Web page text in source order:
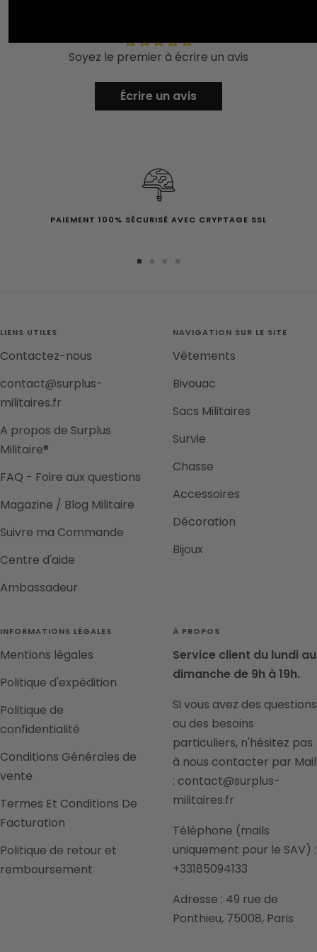
Soyez le premier à écrire un avis
Écrire un avis
PAIEMENT 100% SÉCURISÉ AVEC CRYPTAGE SSL
4
LIENS UTILES
Contactez-nous
contact@surplus-
militaires.fr
A propos de Surplus
Militaire®
FAQ - Foire aux questions
Magazine / Blog Militaire
Suivre ma Commande
Centre d'aide
Ambassadeur
NAVIGATION SUR LE SITE
Vêtements
Bivouac
Sacs Militaires
Survie
Chasse
Accessoires
Décoration
Bijoux
INFORMATIONS LÉGALES
Mentions légales
Politique d'expédition
Politique de
confidentialité
Conditions Générales de
vente
Termes Et Conditions De
Facturation
Politique de retour et
remboursement
À PROPOS
Service client du lundi au
dimanche de 9h à 19h.
Si vous avez des questions
ou des besoins
particuliers, n'hésitez pas
à nous contacter par Mail
: contact@surplus-
militaires.fr
Téléphone (mails
uniquement pour le SAV) :
+33185094133
Adresse : 49 rue de
Ponthieu, 75008, Paris